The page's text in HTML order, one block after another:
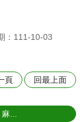
：111-10-03
頁 回最上面
...